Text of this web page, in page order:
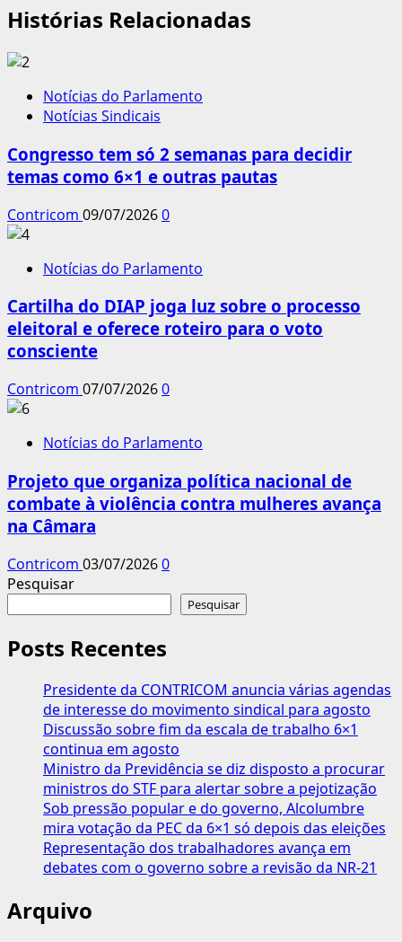
Histórias Relacionadas
Notícias do Parlamento
Notícias Sindicais
Congresso tem só 2 semanas para decidir
temas como 6×1 e outras pautas
Contricom 09/07/20260
Notícias do Parlamento
Cartilha do DIAP joga luz sobre o processo
eleitoral e oferece roteiro para o voto
consciente
Contricom 07/07/20260
Notícias do Parlamento
Projeto que organiza política nacional de
combate à violência contra mulheres avança
na Câmara
Contricom 03/07/20260
Pesquisar
Pesquisar
Posts Recentes
Presidente da CONTRICOM anuncia várias agendas
de interesse do movimento sindical para agosto
Discussão sobre fim da escala de trabalho 6×1
continua em agosto
Ministro da Previdência se diz disposto a procurar
ministros do STF para alertar sobre a pejotização
Sob pressão popular e do governo, Alcolumbre
mira votação da PEC da 6×1 só depois das eleições
Representação dos trabalhadores avança em
debates com o governo sobre a revisão da NR-21
Arquivo